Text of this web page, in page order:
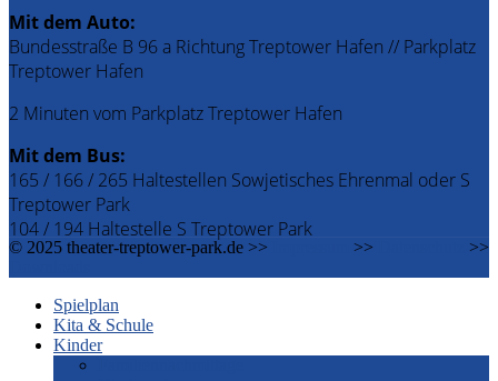
Mit dem Auto:
Bundesstraße B 96 a Richtung Treptower Hafen // Parkplatz
Treptower Hafen
2 Minuten vom Parkplatz Treptower Hafen
Mit dem Bus:
165 / 166 / 265 Haltestellen Sowjetisches Ehrenmal oder S
Treptower Park
104 / 194 Haltestelle S Treptower Park
© 2025 theater-treptower-park.de >> >>
>>
Spielplan
Kita & Schule
Kinder